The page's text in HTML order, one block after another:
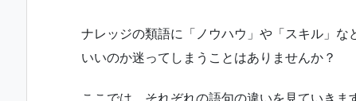
ナレッジの類語に「ノウハウ」や「スキル」
いいのか迷ってしまうことはありませんか？
ここでは、それぞれの語句の違いを見ていきま